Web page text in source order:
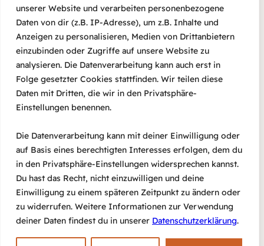
unserer Website und verarbeiten personenbezogene
Daten von dir (z.B. IP-Adresse), um z.B. Inhalte und
Anzeigen zu personalisieren, Medien von Drittanbietern
einzubinden oder Zugriffe auf unsere Website zu
analysieren. Die Datenverarbeitung kann auch erst in
Folge gesetzter Cookies stattfinden. Wir teilen diese
Daten mit Dritten, die wir in den Privatsphäre-
Einstellungen benennen.
Die Datenverarbeitung kann mit deiner Einwilligung oder
auf Basis eines berechtigten Interesses erfolgen, dem du
in den Privatsphäre-Einstellungen widersprechen kannst.
Du hast das Recht, nicht einzuwilligen und deine
Einwilligung zu einem späteren Zeitpunkt zu ändern oder
zu widerrufen. Weitere Informationen zur Verwendung
deiner Daten findest du in unserer Datenschutzerklärung.
DETAILS
Datum:
23 Juni, 2023
Zeit:
20:00 – 22:00
Eintritt:
€8 – €12
Malabi – Klezmer (Konzert ist wg
Krankheit abgesagt)
DEBASISH
GANGULY (Sitar)